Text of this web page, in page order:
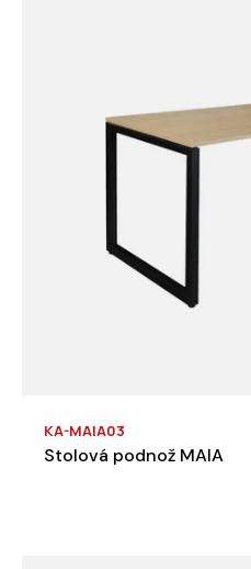
KA-MAIA03
Stolová podnož MAIA